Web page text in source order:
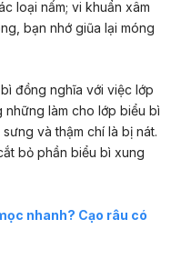
loại nấm; vi khuẩn xâm
bạn nhớ giũa lại móng
đồng nghĩa với việc lớp
làm cho lớp biểu bì
và thậm chí là bị nát.
bỏ phần biểu bì xung
nhanh? Cạo râu có